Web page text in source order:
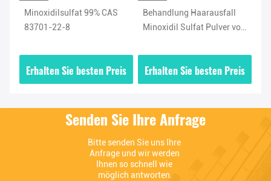
Minoxidilsulfat 99% CAS
83701-22-8
Erhalten Sie besten Preis
Behandlung Haarausfall
Minoxidil Sulfat Pulver von
83701-22-8
Erhalten Sie besten Preis
Senden Sie Ihre Anfrage
Bitte senden Sie uns Ihre
Anfrage und wir werden
Ihnen so schnell wie
möglich antworten.